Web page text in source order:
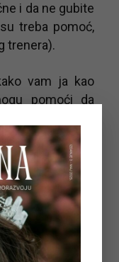
i da ne gubite
treba pomoć,
trenera).
vam ja kao
pomoći da
ovdje
. Moju
na ovaj link